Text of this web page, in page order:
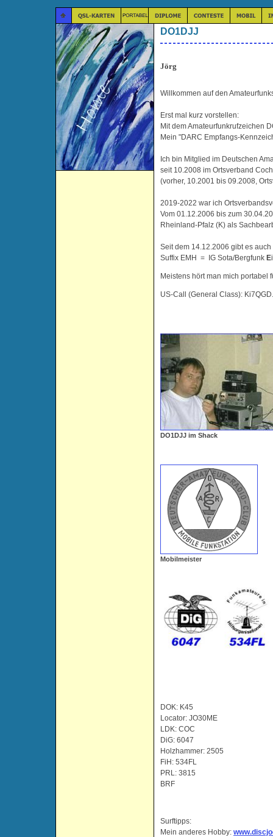
DO1DJJ
Jörg
Willkommen auf den
Erst mal kurz vorstellen:
Mit dem Amateurfunkrufzeichen
Mein "DARC Empfangs-
Ich bin Mitglied im Deutschen
seit 10.2008 im Ortsverband
(vorher, 10.2001 bis 09.2008,
2019-2022 war ich
Vom 01.12.2006 bis zum
Rheinland-Pfalz (K) als
Seit dem 14.12.2006 gibt es
Suffix EMH = IG Sota/Bergfunk E
Meistens hört man mich portabel
US-Call (General Class): Ki7QGD.
DO1DJJ im Shack
Mobilmeister
DOK: K45
Locator: JO30ME
LDK: COC
DiG: 6047
Holzhammer: 2505
FiH: 534FL
PRL: 3815
BRF
Surftipps:
Mein anderes Hobby: